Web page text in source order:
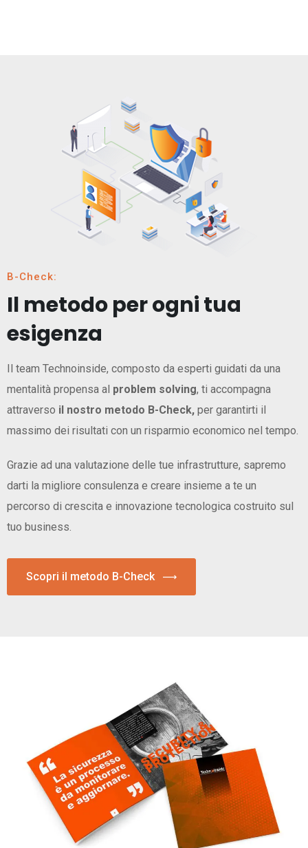
B-Check:
Il metodo per ogni tua
esigenza
Il team Technoinside, composto da esperti guidati da una
mentalità propensa al problem solving, ti accompagna
attraverso il nostro metodo B-Check, per garantirti il
massimo dei risultati con un risparmio economico nel tempo.
Grazie ad una valutazione delle tue infrastrutture, sapremo
darti la migliore consulenza e creare insieme a te un
percorso di crescita e innovazione tecnologica costruito sul
tuo business.
Scopri il metodo B-Check